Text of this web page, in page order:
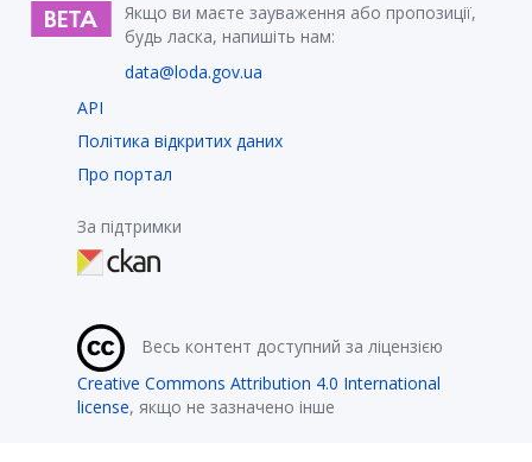
Якщо ви маєте зауваження або пропозиції,
будь ласка, напишіть нам:
data@loda.gov.ua
API
Політика відкритих даних
Про портал
За підтримки
Весь контент доступний за ліцензією
Creative Commons Attribution 4.0 International
license, якщо не зазначено інше